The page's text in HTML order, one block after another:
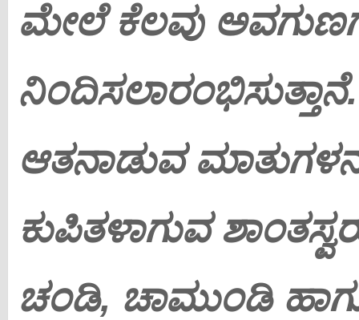
ಮೇಲೆ ಕೆಲವು
ಆತನಾಡುವ
ಕುಪಿತಳಾಗುವ
ಚಂಡಿ, ಚಾಮುಂಡಿ